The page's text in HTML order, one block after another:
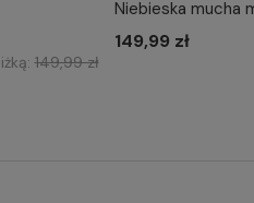
149,99 zł
Niebieska mucha
149,99 zł